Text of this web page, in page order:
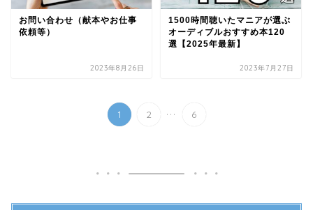
お問い合わせ（献本やお仕事
依頼等）
2023年8月26日
1500時間聴いたマニアが選ぶ
オーディブルおすすめ本120
選【2025年最新】
2023年7月27日
1 2 ... 6